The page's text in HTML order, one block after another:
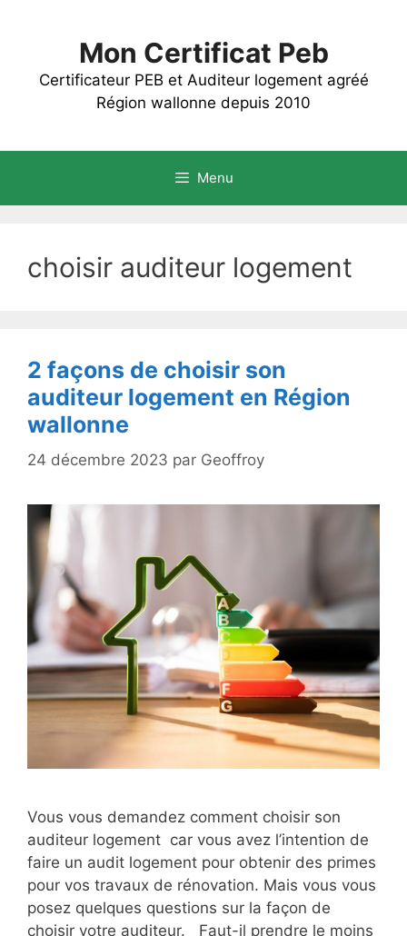
Mon Certificat Peb
Certificateur PEB et Auditeur logement agréé
Région wallonne depuis 2010
Menu
choisir auditeur logement
2 façons de choisir son
auditeur logement en Région
wallonne
24 décembre 2023 par Geoffroy
Vous vous demandez comment choisir son
auditeur logement car vous avez l’intention de
faire un audit logement pour obtenir des primes
pour vos travaux de rénovation. Mais vous vous
posez quelques questions sur la façon de
choisir votre auditeur. Faut-il prendre le moins